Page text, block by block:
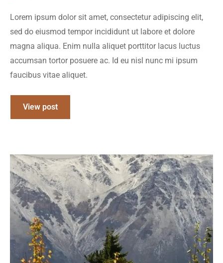
Lorem ipsum dolor sit amet, consectetur adipiscing elit,
sed do eiusmod tempor incididunt ut labore et dolore
magna aliqua. Enim nulla aliquet porttitor lacus luctus
accumsan tortor posuere ac. Id eu nisl nunc mi ipsum
faucibus vitae aliquet.
View post